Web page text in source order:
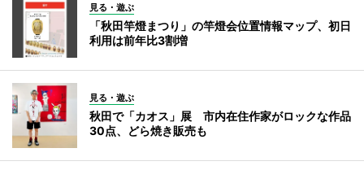
見る・遊ぶ
「秋田竿燈まつり」の竿燈会位置情報マップ、初日
利用は前年比3割増
見る・遊ぶ
秋田で「カオス」展 市内在住作家がロックな作品
30点、どら焼き販売も